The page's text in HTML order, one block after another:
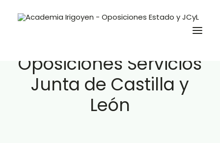
Oposiciones
Oposiciones Servicios
Junta de Castilla y
León